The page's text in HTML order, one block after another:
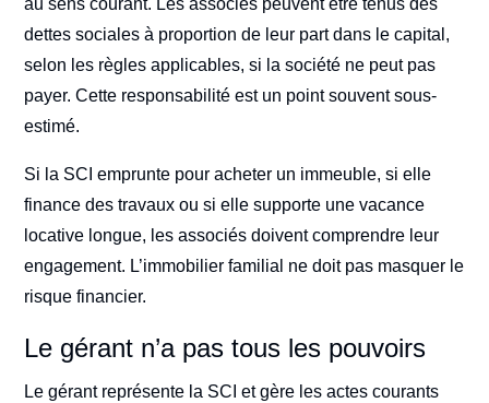
au sens courant. Les associés peuvent être tenus des
dettes sociales à proportion de leur part dans le capital,
selon les règles applicables, si la société ne peut pas
payer. Cette responsabilité est un point souvent sous-
estimé.
Si la SCI emprunte pour acheter un immeuble, si elle
finance des travaux ou si elle supporte une vacance
locative longue, les associés doivent comprendre leur
engagement. L’immobilier familial ne doit pas masquer le
risque financier.
Le gérant n’a pas tous les pouvoirs
Le gérant représente la SCI et gère les actes courants